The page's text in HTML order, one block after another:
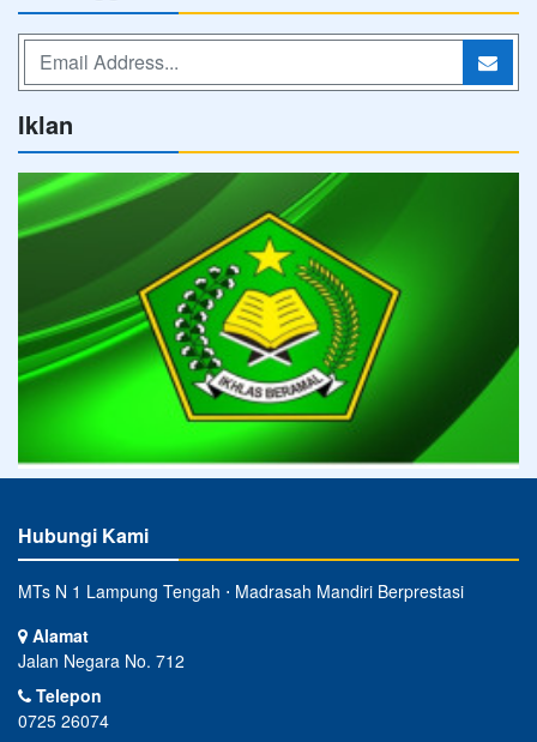
Iklan
Hubungi Kami
MTs N 1 Lampung Tengah ⋅ Madrasah Mandiri Berprestasi
Alamat
Jalan Negara No. 712
Telepon
0725 26074